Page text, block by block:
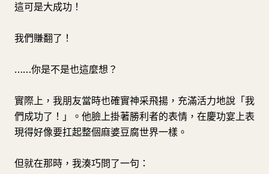
這可是大成功！
我們賺翻了！
……你是不是也這麼想？
實際上，我朋友當時也確實神采飛揚，充滿活力地說「我
們成功了！」。他臉上掛著勝利者的表情，在慶功宴上表
現得好像要扛起整個麻婆豆腐世界一樣。
但就在那時，我湊巧問了一句：